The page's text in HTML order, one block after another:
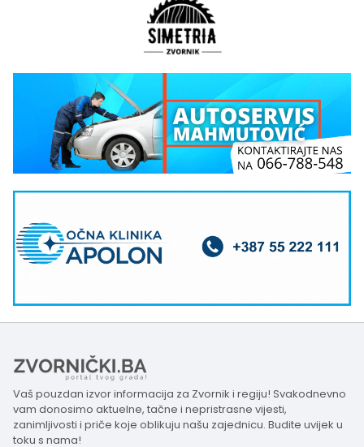
Vaš pouzdan izvor informacija za Zvornik i regiju! Svakodnevno
vam donosimo aktuelne, tačne i nepristrasne vijesti,
zanimljivosti i priče koje oblikuju našu zajednicu. Budite uvijek u
toku s nama!